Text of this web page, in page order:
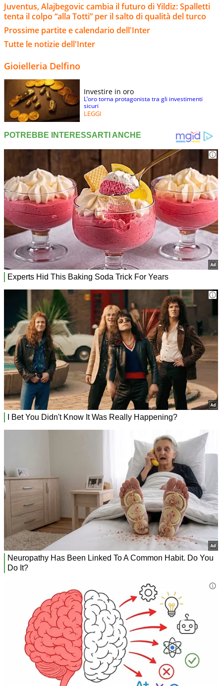
Juventus, Alajbegovic cambia il futuro di Yildiz: Spalletti
tenta il colpo “alla Totti” per il salto di qualità del turco
Prossime partite e calendario dell'Inter
Tutte le notizie dell'Inter
Gioielleria Delfino
Investire in oro
L’oro torna protagonista tra gli investimenti
sicuri
LEGGI